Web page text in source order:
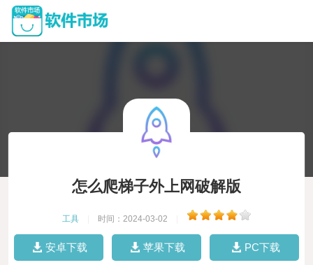
怎么爬梯子外上网破解版
工具 时间：2024-03-02
安卓下载 苹果下载 PC下载